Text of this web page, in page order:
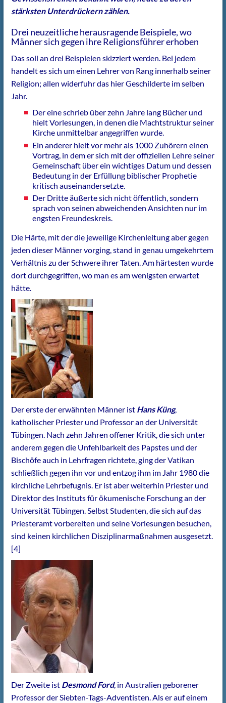
stärksten Unterdrückern zählen.
Drei neuzeitliche herausragende Beispiele, wo
Männer sich gegen ihre Religionsführer erhoben
Das soll an drei Beispielen skizziert werden. Bei jedem
handelt es sich um einen Lehrer von Rang innerhalb seiner
Religion; allen widerfuhr das hier Geschilderte im selben
Jahr.
Der eine schrieb über zehn Jahre lang Bücher und
hielt Vorlesungen, in denen die Machtstruktur seiner
Kirche unmittelbar angegriffen wurde.
Ein anderer hielt vor mehr als 1000 Zuhörern einen
Vortrag, in dem er sich mit der offiziellen Lehre seiner
Gemeinschaft über ein wichtiges Datum und dessen
Bedeutung in der Erfüllung biblischer Prophetie
kritisch auseinandersetzte.
Der Dritte äußerte sich nicht öffentlich, sondern
sprach von seinen abweichenden Ansichten nur im
engsten Freundeskreis.
Die Härte, mit der die jeweilige Kirchenleitung aber gegen
jeden dieser Männer vorging, stand in genau umgekehrtem
Verhältnis zu der Schwere ihrer Taten. Am härtesten wurde
dort durchgegriffen, wo man es am wenigsten erwartet
hätte.
Der erste der erwähnten Männer ist Hans Küng,
katholischer Priester und Professor an der Universität
Tübingen. Nach zehn Jahren offener Kritik, die sich unter
anderem gegen die Unfehlbarkeit des Papstes und der
Bischöfe auch in Lehrfragen richtete, ging der Vatikan
schließlich gegen ihn vor und entzog ihm im Jahr 1980 die
kirchliche Lehrbefugnis. Er ist aber weiterhin Priester und
Direktor des Instituts für ökumenische Forschung an der
Universität Tübingen. Selbst Studenten, die sich auf das
Priesteramt vorbereiten und seine Vorlesungen besuchen,
sind keinen kirchlichen Disziplinarmaßnahmen ausgesetzt.
[4]
Der Zweite ist Desmond Ford, in Australien geborener
Professor der Siebten-Tags-Adventisten. Als er auf einem